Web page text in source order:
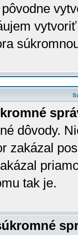
dôvody.
zakázal
tak je.